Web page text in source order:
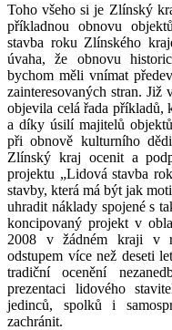
Toho všeho si je Zlínský
příkladnou obnovu
stavba roku Zlínského
úvaha, že obnovu
bychom měli vnímat
zainteresovaných stran.
objevila celá řada příkladů,
a díky úsilí majitelů
při obnově kulturního
Zlínský kraj ocenit a
projektu „Lidová stavba
stavby, která má být jak
uhradit náklady spojené s
koncipovaný projekt v
2008 v žádném kraji v
odstupem více než deseti
tradiční ocenění
prezentaci lidového
jedinců, spolků i
zachránit.